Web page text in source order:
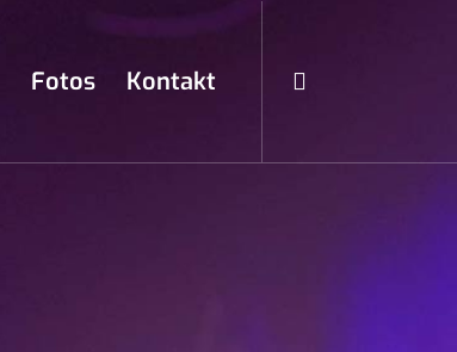
Fotos Kontakt